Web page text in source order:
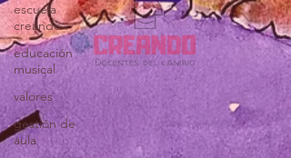
escuela
creando
educación
musical
valores
gestión de
aula